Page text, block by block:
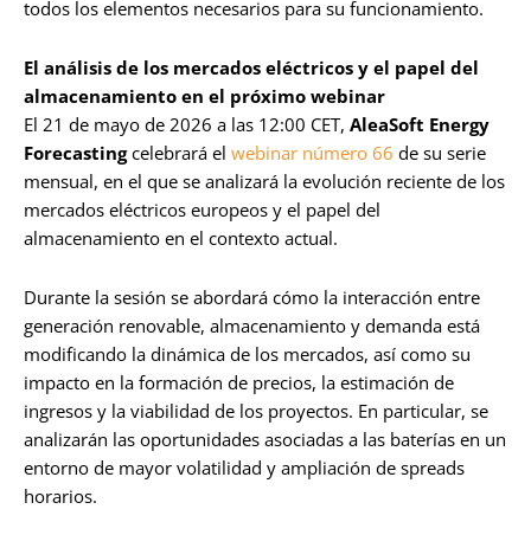
todos los elementos necesarios para su funcionamiento.
El análisis de los mercados eléctricos y el papel del
almacenamiento en el próximo webinar
El 21 de mayo de 2026 a las 12:00 CET, AleaSoft Energy
Forecastingcelebrará el webinar número 66 de su serie
mensual, en el que se analizará la evolución reciente de los
mercados eléctricos europeos y el papel del
almacenamiento en el contexto actual.
Durante la sesión se abordará cómo la interacción entre
generación renovable, almacenamiento y demanda está
modificando la dinámica de los mercados, así como su
impacto en la formación de precios, la estimación de
ingresos y la viabilidad de los proyectos. En particular, se
analizarán las oportunidades asociadas a las baterías en un
entorno de mayor volatilidad y ampliación de spreads
horarios.